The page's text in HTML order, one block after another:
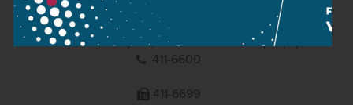
1095 Budapest, Komor Marcell u. 1. (Müpa)
411-6600
411-6699